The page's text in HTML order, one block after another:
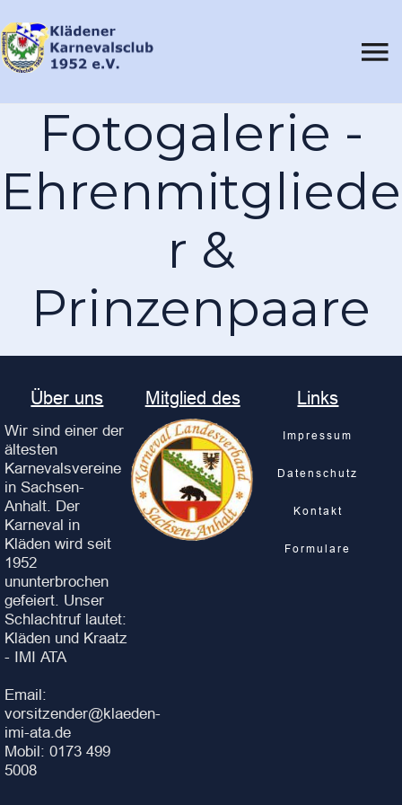
Fotogalerie -
Ehrenmitgliede
r &
Prinzenpaare
Über uns
Wir sind einer der
ältesten
Karnevalsvereine
in Sachsen-
Anhalt. Der
Karneval in
Kläden wird seit
1952
ununterbrochen
gefeiert. Unser
Schlachtruf lautet:
Kläden und Kraatz
- IMI ATA
Email:
vorsitzender@klaeden-
imi-ata.de
Mobil: 0173 499
5008
Mitglied des Links
Impressum
Datenschutz
Kontakt
Formulare